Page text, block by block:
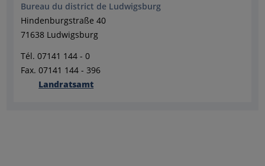
Bureau du district de Ludwigsburg
Hindenburgstraße 40
71638 Ludwigsburg
Tél. 07141 144 - 0
Fax. 07141 144 - 396
Landratsamt